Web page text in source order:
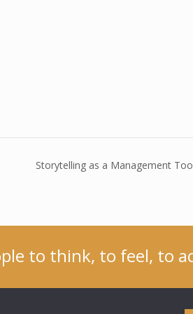
Storytelling as a Management
to think, to feel, to